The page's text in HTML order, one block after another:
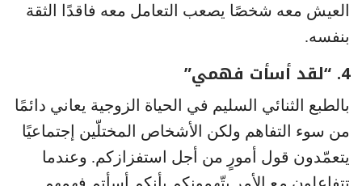
العيش معه شخصًا يصعب التعامل معه فاقدًا الثقة
بنفسه.
4. “لقد أسأت فهمي”
بالطبع الثنائي السليم في الحياة الزوجية يعاني دائمًا
من سوء التفاهم ولكن الأشخاص المختلّين إجتماعيًا
يتعمّدون قول أمورٍ من أجل استفزازكم. وعندما